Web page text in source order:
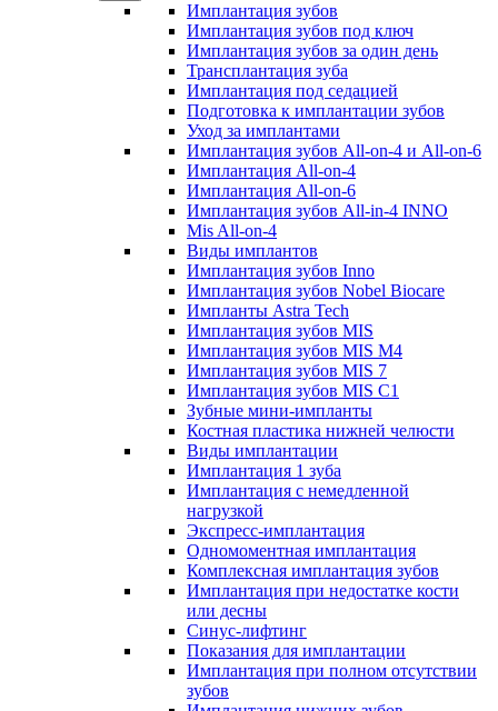
Имплантация зубов
Имплантация зубов под ключ
Имплантация зубов за один день
Трансплантация зуба
Имплантация под седацией
Подготовка к имплантации зубов
Уход за имплантами
Имплантация зубов All-on-4 и All-on-6
Имплантация All-on-4
Имплантация All-on-6
Имплантация зубов All-in-4 INNO
Mis All-on-4
Виды имплантов
Имплантация зубов Inno
Имплантация зубов Nobel Biocare
Импланты Astra Tech
Имплантация зубов MIS
Имплантация зубов MIS M4
Имплантация зубов MIS 7
Имплантация зубов MIS C1
Зубные мини-импланты
Костная пластика нижней челюсти
Виды имплантации
Имплантация 1 зуба
Имплантация с немедленной
нагрузкой
Экспресс-имплантация
Одномоментная имплантация
Комплексная имплантация зубов
Имплантация при недостатке кости
или десны
Синус-лифтинг
Показания для имплантации
Имплантация при полном отсутствии
зубов